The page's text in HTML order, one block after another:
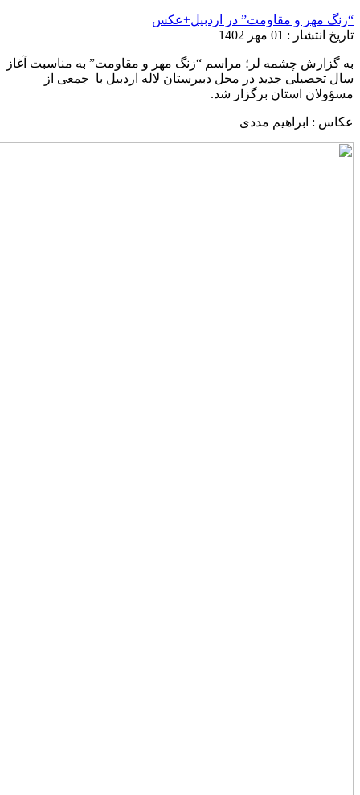
“زنگ مهر و مقاومت” در اردبیل+عکس
تاریخ انتشار : 01 مهر 1402
به گزارش چشمه لر؛ مراسم “زنگ مهر و مقاومت” به مناسبت آغاز
سال تحصیلی جدید در محل دبیرستان لاله اردبیل با جمعی از
مسؤولان استان برگزار شد.
عکاس : ابراهیم مددی